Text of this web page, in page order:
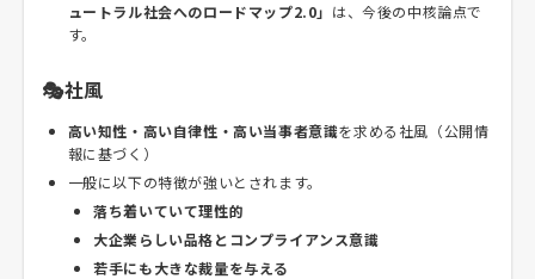
ュートラル社会へのロードマップ2.0」 は、今後の中核論点で
す。
🎭社風
高い知性・高い自律性・高い当事者意識を求める社風（公開情
報に基づく）
一般に以下の特徴が強いとされます。
落ち着いていて理性的
大企業らしい品格とコンプライアンス意識
若手にも大きな裁量を与える